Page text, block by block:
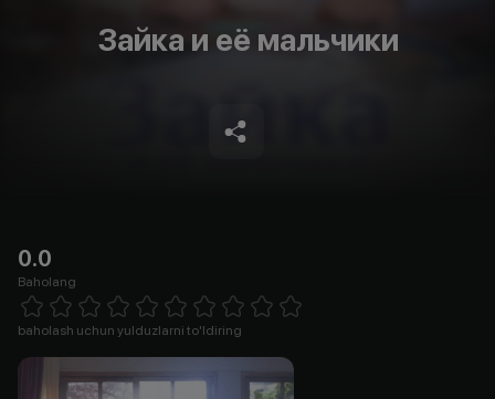
Зайка и её мальчики
0.0
Baholang
1 Star 2 Stars 3 Stars 4 Stars5 Stars 6 Stars7 Stars8 Stars
baholash uchun yulduzlarni to'ldiring